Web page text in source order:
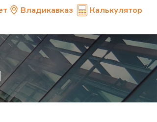
Владикавказ Калькулятор